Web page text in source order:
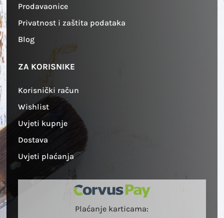
Prodavaonice
Privatnost i zaštita podataka
Blog
ZA KORISNIKE
Korisnički račun
Wishlist
Uvjeti kupnje
Dostava
Uvjeti plaćanja
Plaćanje karticama: